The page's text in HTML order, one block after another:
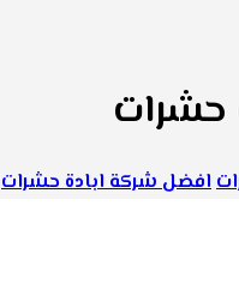
حشرات
افضل شركة ابادة حشرات